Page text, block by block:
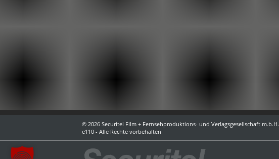
© 2026 Securitel Film + Fernsehproduktions- und Verlagsgesellschaft m.b.H.
e110 - Alle Rechte vorbehalten